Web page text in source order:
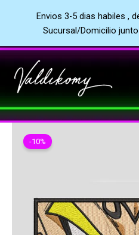
Envios 3-5 dias habiles ,
Sucursal/Domicilio
al
contenido
-10%